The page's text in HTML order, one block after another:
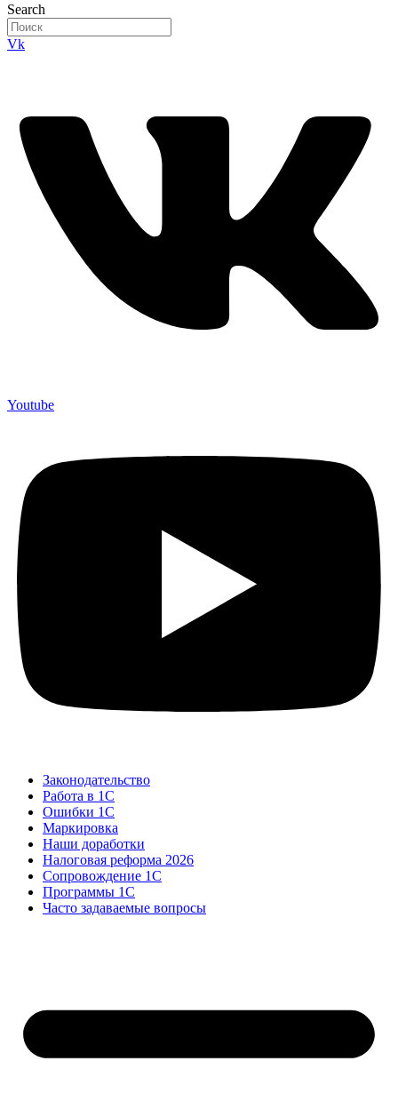
Search
Vk
Youtube
Законодательство
Работа в 1С
Ошибки 1С
Маркировка
Наши доработки
Налоговая реформа 2026
Сопровождение 1С
Программы 1С
Часто задаваемые вопросы